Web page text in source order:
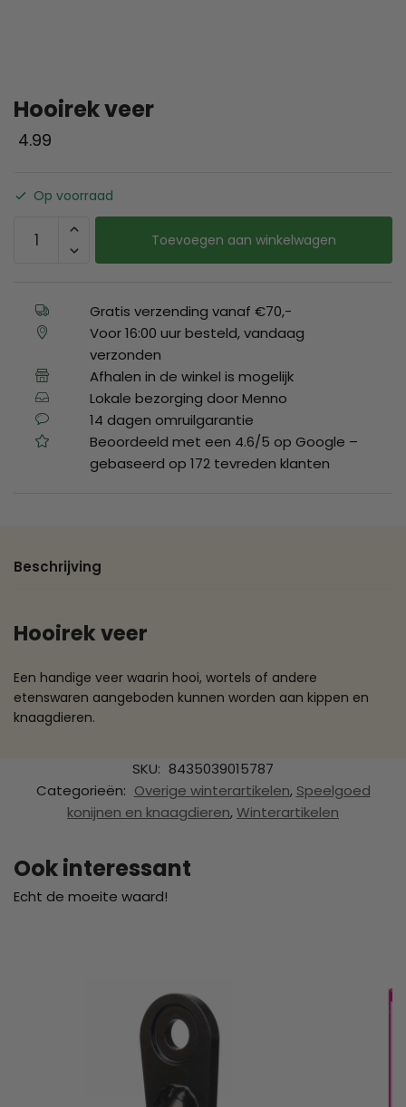
Hooirek veer
4.99
Op voorraad
Toevoegen aan winkelwagen
Gratis verzending vanaf €70,-
Voor 16:00 uur besteld, vandaag
verzonden
Afhalen in de winkel is mogelijk
Lokale bezorging door Menno
14 dagen omruilgarantie
Beoordeeld met een 4.6/5 op Google –
gebaseerd op 172 tevreden klanten
Beschrijving
Hooirek veer
Een handige veer waarin hooi, wortels of andere
etenswaren aangeboden kunnen worden aan kippen en
knaagdieren.
SKU: 8435039015787
Categorieën: Overige winterartikelen, Speelgoed
konijnen en knaagdieren,Winterartikelen
Ook interessant
Echt de moeite waard!